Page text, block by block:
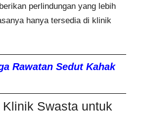
perlindungan yang lebih
hanya tersedia di klinik
Rawatan Sedut Kahak
Swasta untuk